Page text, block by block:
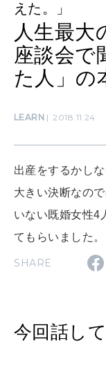
えた。」
人生最大
座談会で
た人」の
LEARN 2018.11.24
出産をするかし
大きい決断なの
いない既婚女性4
てもらいました。
SHARE
今回話し